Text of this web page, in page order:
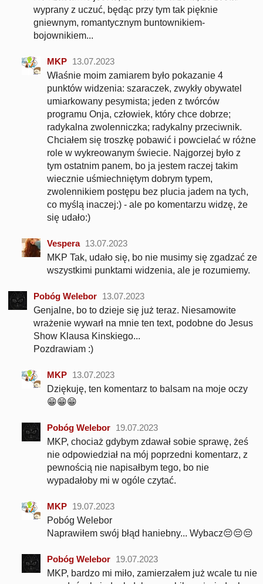
wyprany z uczuć, będąc przy tym tak pięknie
gniewnym, romantycznym buntownikiem-
bojownikiem...
MKP 13.07.2023
Właśnie moim zamiarem było pokazanie 4
punktów widzenia: szaraczek, zwykły obywatel
umiarkowany pesymista; jeden z twórców
programu Onja, człowiek, który chce dobrze;
radykalna zwolenniczka; radykalny przeciwnik.
Chciałem się troszkę pobawić i powcielać w różne
role w wykreowanym świecie. Najgorzej było z
tym ostatnim panem, bo ja jestem raczej takim
wiecznie uśmiechniętym dobrym typem,
zwolennikiem postępu bez plucia jadem na tych,
co myślą inaczej:) - ale po komentarzu widzę, że
się udało:)
Vespera 13.07.2023
MKP Tak, udało się, bo nie musimy się zgadzać ze
wszystkimi punktami widzenia, ale je rozumiemy.
Pobóg Welebor 13.07.2023
Genjalne, bo to dzieje się już teraz. Niesamowite
wrażenie wywarł na mnie ten text, podobne do Jesus
Show Klausa Kinskiego...
Pozdrawiam :)
MKP 13.07.2023
Dziękuję, ten komentarz to balsam na moje oczy
😁😁😁
Pobóg Welebor 19.07.2023
MKP, chociaż gdybym zdawał sobie sprawę, żeś
nie odpowiedział na mój poprzedni komentarz, z
pewnością nie napisałbym tego, bo nie
wypadałoby mi w ogóle czytać.
MKP 19.07.2023
Pobóg Welebor
Naprawiłem swój błąd haniebny... Wybacz😔😔😔
Pobóg Welebor 19.07.2023
MKP, bardzo mi miło, zamierzałem już wcale tu nie